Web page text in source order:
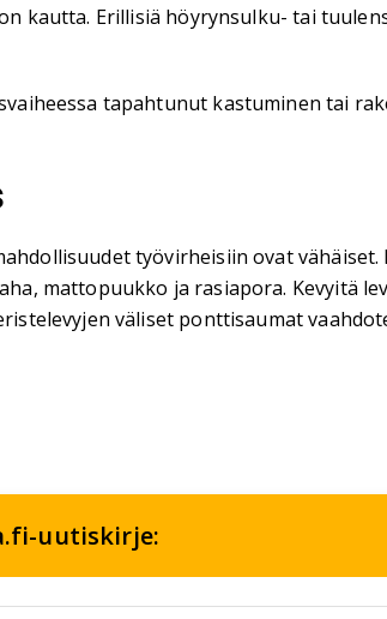
kautta. Erillisiä höyrynsulku- tai
tapahtunut kastuminen tai
työvirheisiin ovat
mattopuukko ja rasiapora. Kevyitä
väliset ponttisaumat
uutiskirje: